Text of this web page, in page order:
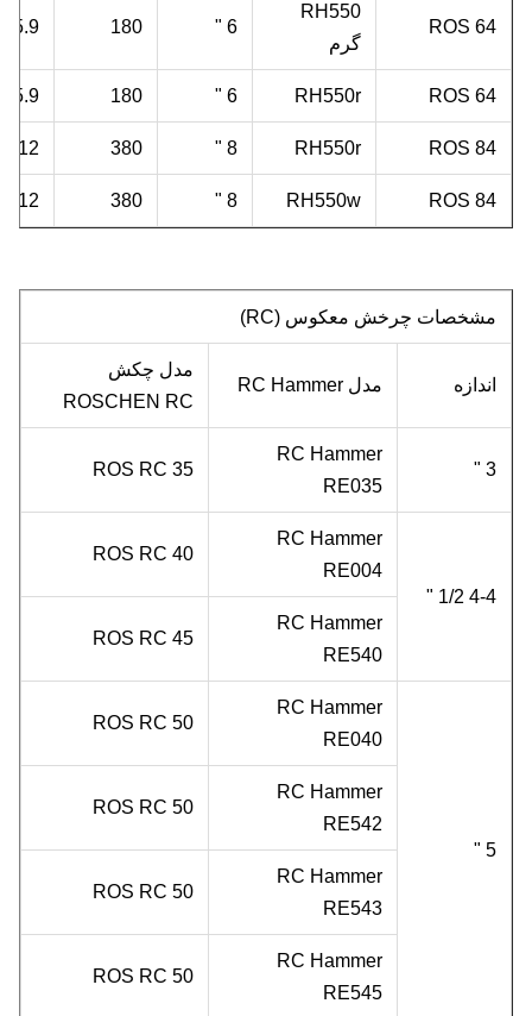
ROS 64
RH550
گرم
6 "
180
5.9 "
ROS 64
RH550r
6 "
180
5.9 "
ROS 84
RH550r
8 "
380
7.12 "
ROS 84
RH550w
8 "
380
7.12 "
مشخصات چرخش معکوس (RC)
اندازه مدل RC Hammer
مدل چکش
ROSCHEN RC
3 "
RC Hammer
RE035
ROS RC 35
4-4 1/2 "
RC Hammer
RE004
ROS RC 40
RC Hammer
RE540
ROS RC 45
5 "
RC Hammer
RE040
ROS RC 50
RC Hammer
RE542
ROS RC 50
RC Hammer
RE543
ROS RC 50
RC Hammer
RE545
ROS RC 50